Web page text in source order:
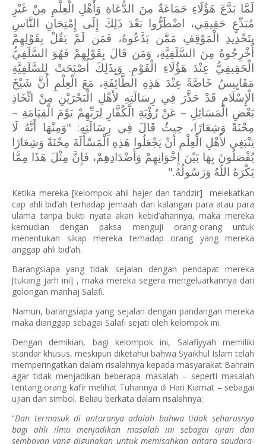
لَمَّا بَدَّعَ هَؤُلَاءِ جَمَاعَةٌ مِنَ الدُّعَاةِ وَأَهْلِ الْعِلْمِ مِنْ غَيْرِ
مُبَدِّعٍ حَقِيقِي، اضْطَرُّوا بَعْدَ ذَلِكَ إِلَى إِمْتِحَانِ النَّاسِ
بِتَحْدِيدِ الْمَوْقِفِ مَمَّن بَدَّعُوهُ، فَمَن لَمْ يَقُلْ بِقَوْلِهِمْ
أُخْرِجُوهُ مِنَ السَّلَفِيَّةِ، وَمَن قَالَ بِقَوْلِهِمْ فَهُوَ السَّلَفِيُّ
الْحَقِيقِيُّ عِنْدَ هَؤُلَاءِ الْقَوْمِ. وَبِذَلِكَ أَصْبَحَتْ لِلسَّلَفِيَّةِ
مَقَايِيسُ خَاصَّةً عِنْدَ هَذِهِ الطَّائِفَةِ، مَعَ الْعِلْمِ أَنَّ شَيْخَ
الْإِسْلَامِ قَدْ حَذَّرَ فِي رِسَالَتِهِ لأَهْلِ الْبَحْرَيْنِ مِنْ اتِّخَاذِ
بَعْضِ الْمَسَائِلِ – عَنْ رُؤْيَةِ الْكُفَّارِ لِرَبِّهِمْ يَوْمَ الْقِيَامَةِ –
مِحْنَةً وَشِعَارًا، حِيثُ قَالَ فِي رِسَالَتِهِ: "وَمِنْهَا أَنَّهُ لَا
يَنْبَغِي لأَهْلِ الْعِلْمِ أَنْ يَجْعَلُوا هَذِهِ الْمَسْأَلَةَ مِحْنَةً وَشِعَارًا
يُفْصَلُونَ بِهَا بَيْنَ إِخْوَانِهِمْ وَأَضْدَادِهِمْ، فَإِنَّ مِثْلَ هَذَا مِمَّا
يَكْرَهُ اللَّهُ وَرَسُولُهُ."
Ketika mereka [kelompok ahli hajer dan tahdzir] melekatkan
cap ahli bid’ah terhadap jemaah dari kalangan para atau para
ulama tanpa bukti nyata akan kebid’ahannya, maka mereka
kemudian dengan paksa menguji orang-orang untuk
menentukan sikap mereka terhadap orang yang mereka
anggap ahli bid’ah.
Barangsiapa yang tidak sejalan dengan pendapat mereka
[tukang jarh ini] , maka mereka segera mengeluarkannya dari
golongan manhaj Salafi.
Namun, barangsiapa yang sejalan dengan pandangan mereka
maka dianggap sebagai Salafi sejati oleh kelompok ini.
Dengan demikian, bagi kelompok ini, Salafiyyah memiliki
standar khusus, meskipun diketahui bahwa Syaikhul Islam telah
memperingatkan dalam risalahnya kepada masyarakat Bahrain
agar tidak menjadikan beberapa masalah – seperti masalah
tentang orang kafir melihat Tuhannya di Hari Kiamat – sebagai
ujian dan simbol. Beliau berkata dalam risalahnya:
“Dan termasuk di antaranya adalah bahwa tidak seharusnya
bagi ahli ilmu menjadikan masalah ini sebagai ujian dan
semboyan yang digunakan untuk memisahkan antara saudara-